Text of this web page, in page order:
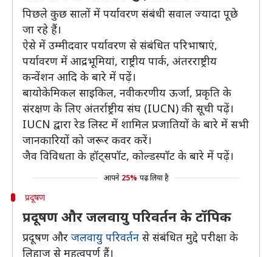
पिछले कुछ सालों में पर्यावरण संबंधी सवाल ज्यादा पूछे
जा रहे हैं।
ऐसे में उम्मीदवार पर्यावरण से संबंधित परिभाषाएं,
पर्यावरण में आद्रभूमियां, राष्ट्रीय पार्क, अंतरराष्ट्रीय
कन्वेंशन आदि के बारे में पढ़ें।
बायोकेमिकल साइकिल, नवीकरणीय ऊर्जा, प्रकृति के
संरक्षण के लिए अंतर्राष्ट्रीय संघ (IUCN) की सूची पढ़ें।
IUCN द्वारा रेड लिस्ट में शामिल प्रजातियों के बारे में सभी
जानकारियों को जरूर कवर करें।
जैव विविधता के हॉट्सपॉट, कोल्डस्पॉट के बारे में पढ़ें।
आपने 25% पढ़ लिया है
प्रदूषण
प्रदूषण और जलवायु परिवर्तन के टॉपिक
प्रदूषण और जलवायु परिवर्तन से संबंधित मुद्दे परीक्षा के
लिहाज से महत्वपूर्ण हैं।